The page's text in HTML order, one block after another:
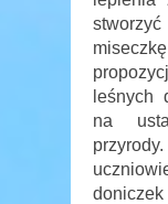
leśnych
na